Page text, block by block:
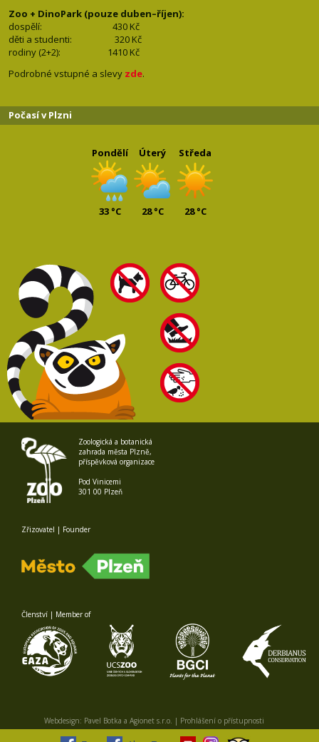
Zoo + DinoPark (pouze duben–říjen):
dospělí: 430 Kč
děti a studenti: 320 Kč
rodiny (2+2): 1410 Kč
Podrobné vstupné a slevy zde.
Počasí v Plzni
Pondělí
33 °C
Úterý
28 °C
Středa
28 °C
Zoologická a botanická
zahrada města Plzně,
příspěvková organizace
Pod Vinicemi
301 00 Plzeň
Zřizovatel | Founder
Členství | Member of
Webdesign: Pavel Botka a Agionet s.r.o. | Prohlášení o přístupnosti